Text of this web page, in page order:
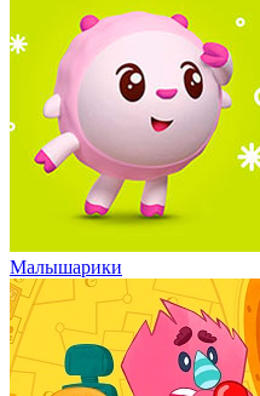
Малышарики